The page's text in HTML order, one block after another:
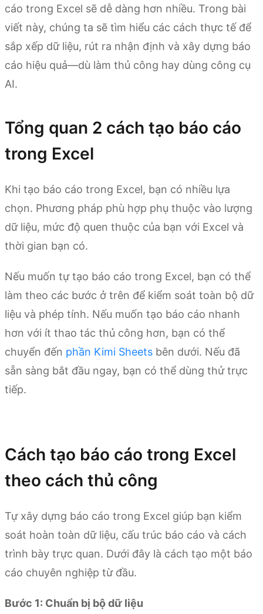
cáo trong Excel sẽ dễ dàng hơn nhiều. Trong bài
viết này, chúng ta sẽ tìm hiểu các cách thực tế để
sắp xếp dữ liệu, rút ra nhận định và xây dựng báo
cáo hiệu quả—dù làm thủ công hay dùng công cụ
AI.
Tổng quan 2 cách tạo báo cáo
trong Excel
Khi tạo báo cáo trong Excel, bạn có nhiều lựa
chọn. Phương pháp phù hợp phụ thuộc vào lượng
dữ liệu, mức độ quen thuộc của bạn với Excel và
thời gian bạn có.
Nếu muốn tự tạo báo cáo trong Excel, bạn có thể
làm theo các bước ở trên để kiểm soát toàn bộ dữ
liệu và phép tính. Nếu muốn tạo báo cáo nhanh
hơn với ít thao tác thủ công hơn, bạn có thể
chuyển đến phần Kimi Sheets bên dưới. Nếu đã
sẵn sàng bắt đầu ngay, bạn có thể dùng thử trực
tiếp.
Cách tạo báo cáo trong Excel
theo cách thủ công
Tự xây dựng báo cáo trong Excel giúp bạn kiểm
soát hoàn toàn dữ liệu, cấu trúc báo cáo và cách
trình bày trực quan. Dưới đây là cách tạo một báo
cáo chuyên nghiệp từ đầu.
Bước 1: Chuẩn bị bộ dữ liệu